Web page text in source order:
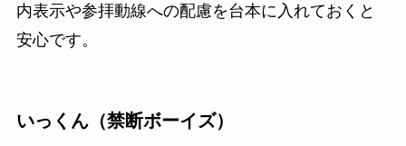
内表示や参拝動線への配慮を台本に入れておくと
安心です。
いっくん（禁断ボーイズ）